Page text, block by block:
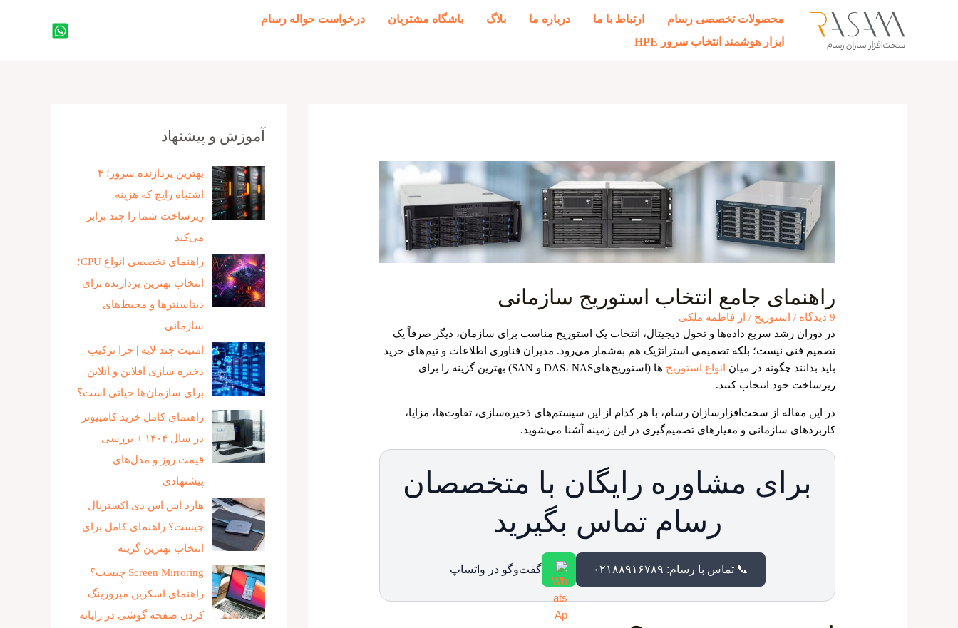
محصولات تخصصی رسام ارتباط با ما درباره ما بلاگ باشگاه مشتریان
درخواست حواله رسام
ابزار هوشمند انتخاب سرور HPE
جستجو
راهنمای جامع انتخاب استوریج سازمانی
9 دیدگاه / استوریج / از فاطمه ملکی
در دوران رشد سریع داده‌ها و تحول دیجیتال، انتخاب یک استوریج مناسب برای سازمان، دیگر صرفاً یک
تصمیم فنی نیست؛ بلکه تصمیمی استراتژیک هم به‌شمار می‌رود. مدیران فناوری اطلاعات و تیم‌های خرید
باید بدانند چگونه در میان انواع استوریج
ها (استوریج‌هایDAS، NAS و SAN) بهترین گزینه را برای
زیرساخت خود انتخاب کنند.
در این مقاله از سخت‌افزارسازان رسام، با هر کدام از این سیستم‌های ذخیره‌سازی، تفاوت‌ها، مزایا،
کاربردهای سازمانی و معیارهای تصمیم‌گیری در این زمینه آشنا می‌شوید.
برای مشاوره رایگان با متخصصان
رسام تماس بگیرید
📞 تماس با رسام: ۰۲۱۸۸۹۱۶۷۸۹ گفت‌وگو در واتساپ
آموزش و پیشنهاد
بهترین پردازنده‌ سرور؛ ۴
اشتباه رایج که هزینه
زیرساخت شما را چند برابر
می‌کند
راهنمای تخصصی انواع CPU؛
انتخاب بهترین پردازنده برای
دیتاسنترها و محیط‌های
سازمانی
امنیت چند لایه | چرا ترکیب
ذخیره‌ سازی آفلاین و آنلاین
برای سازمان‌ها حیاتی است؟
راهنمای کامل خرید کامپیوتر
در سال ۱۴۰۴ + بررسی
قیمت روز و مدل‌های
پیشنهادی
هارد اس اس دی اکسترنال
چیست؟ راهنمای کامل برای
انتخاب بهترین گزینه
Screen Mirroring چیست؟
راهنمای اسکرین میرورینگ
کردن صفحه گوشی در رایانه